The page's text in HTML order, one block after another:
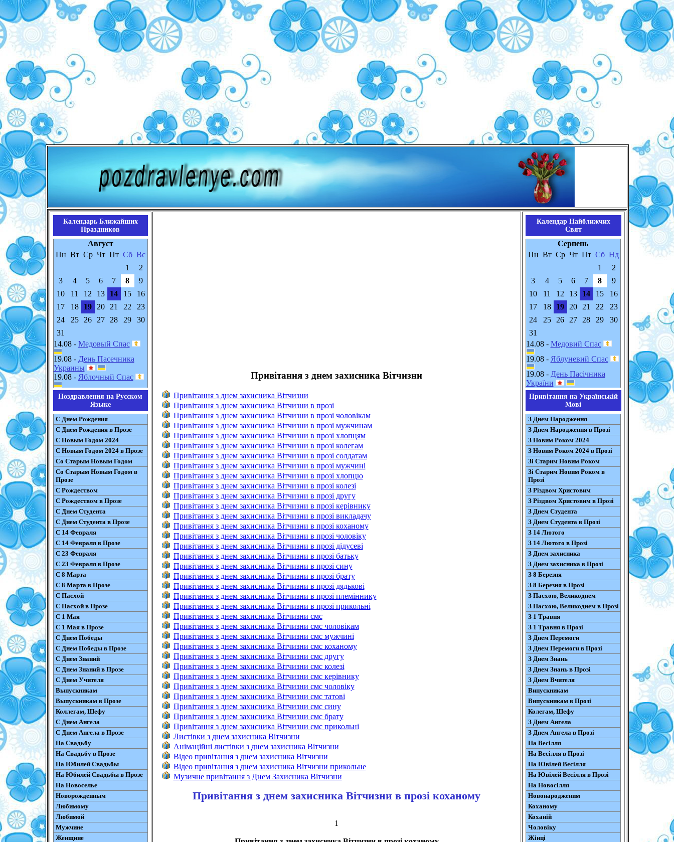
Календарь Ближайших
Праздников
Август
Пн Вт Ср Чт Пт Сб Вс
1
2
3
4 5 6 7 8
9
10
11 12 13 14 15
16
17
18 19 20 21 22
23
24
25 26 27 28 29
30
31
14.08 - Медовый Спас
19.08 - День Пасечника
Украины
19.08 - Яблочный Спас
Поздравления на Русском
Языке
С Днем Рождения
С Днем Рождения в Прозе
С Новым Годом 2024
С Новым Годом 2024 в Прозе
Со Старым Новым Годом
Со Старым Новым Годом в
Прозе
С Рождеством
С Рождеством в Прозе
С Днем Студента
С Днем Студента в Прозе
С 14 Февраля
С 14 Февраля в Прозе
С 23 Февраля
С 23 Февраля в Прозе
С 8 Марта
С 8 Марта в Прозе
С Пасхой
С Пасхой в Прозе
С 1 Мая
С 1 Мая в Прозе
С Днем Победы
С Днем Победы в Прозе
С Днем Знаний
С Днем Знаний в Прозе
С Днем Учителя
Выпускникам
Выпускникам в Прозе
Коллегам, Шефу
С Днем Ангела
С Днем Ангела в Прозе
На Свадьбу
На Свадьбу в Прозе
На Юбилей Свадьбы
На Юбилей Свадьбы в Прозе
На Новоселье
Новорожденным
Любимому
Любимой
Мужчине
Женщине
Привітання з днем захисника Вітчизни
Привітання з днем захисника Вітчизни
Привітання з днем захисника Вітчизни в прозі
Привітання з днем захисника Вітчизни в прозі чоловікам
Привітання з днем захисника Вітчизни в прозі мужчинам
Привітання з днем захисника Вітчизни в прозі хлопцям
Привітання з днем захисника Вітчизни в прозі колегам
Привітання з днем захисника Вітчизни в прозі солдатам
Привітання з днем захисника Вітчизни в прозі мужчині
Привітання з днем захисника Вітчизни в прозі хлопцю
Привітання з днем захисника Вітчизни в прозі колезі
Привітання з днем захисника Вітчизни в прозі другу
Привітання з днем захисника Вітчизни в прозі керівнику
Привітання з днем захисника Вітчизни в прозі викладачу
Привітання з днем захисника Вітчизни в прозі коханому
Привітання з днем захисника Вітчизни в прозі чоловіку
Привітання з днем захисника Вітчизни в прозі дідусеві
Привітання з днем захисника Вітчизни в прозі батьку
Привітання з днем захисника Вітчизни в прозі сину
Привітання з днем захисника Вітчизни в прозі брату
Привітання з днем захисника Вітчизни в прозі дядькові
Привітання з днем захисника Вітчизни в прозі племіннику
Привітання з днем захисника Вітчизни в прозі прикольні
Привітання з днем захисника Вітчизни смс
Привітання з днем захисника Вітчизни смс чоловікам
Привітання з днем захисника Вітчизни смс мужчині
Привітання з днем захисника Вітчизни смс коханому
Привітання з днем захисника Вітчизни смс другу
Привітання з днем захисника Вітчизни смс колезі
Привітання з днем захисника Вітчизни смс керівнику
Привітання з днем захисника Вітчизни смс чоловіку
Привітання з днем захисника Вітчизни смс татові
Привітання з днем захисника Вітчизни смс сину
Привітання з днем захисника Вітчизни смс брату
Привітання з днем захисника Вітчизни смс прикольні
Листівки з днем захисника Вітчизни
Анімаційні листівки з днем захисника Вітчизни
Відео привітання з днем захисника Вітчизни
Відео привітання з днем захисника Вітчизни прикольне
Музичне привітання з Днем Захисника Вітчизни
Привітання з днем захисника Вітчизни в прозі коханому
1
Календар Найближчих
Свят
Серпень
Пн Вт Ср Чт Пт Сб Нд
1
2
3
4 5 6 7 8
9
10
11 12 13 14 15
16
17
18 19 20 21 22
23
24
25 26 27 28 29
30
31
14.08 - Медовий Спас
19.08 - Яблуневий Спас
19.08 - День Пасічника
України
Привітання на Українській
Мові
З Днем Народження
З Днем Народження в Прозі
З Новим Роком 2024
З Новим Роком 2024 в Прозі
Зі Старим Новим Роком
Зі Старим Новим Роком в
Прозі
З Різдвом Христовим
З Різдвом Христовим в Прозі
З Днем Студента
З Днем Студента в Прозі
З 14 Лютого
З 14 Лютого в Прозі
З Днем захисника
З Днем захисника в Прозі
З 8 Березня
З 8 Березня в Прозі
З Пасхою, Великоднем
З Пасхою, Великоднем в Прозі
З 1 Травня
З 1 Травня в Прозі
З Днем Перемоги
З Днем Перемоги в Прозі
З Днем Знань
З Днем Знань в Прозі
З Днем Вчителя
Випускникам
Випускникам в Прозі
Колегам, Шефу
З Днем Ангела
З Днем Ангела в Прозі
На Весілля
На Весілля в Прозі
На Ювілей Весілля
На Ювілей Весілля в Прозі
На Новосілля
Новонародженим
Коханому
Коханій
Чоловіку
Жінці